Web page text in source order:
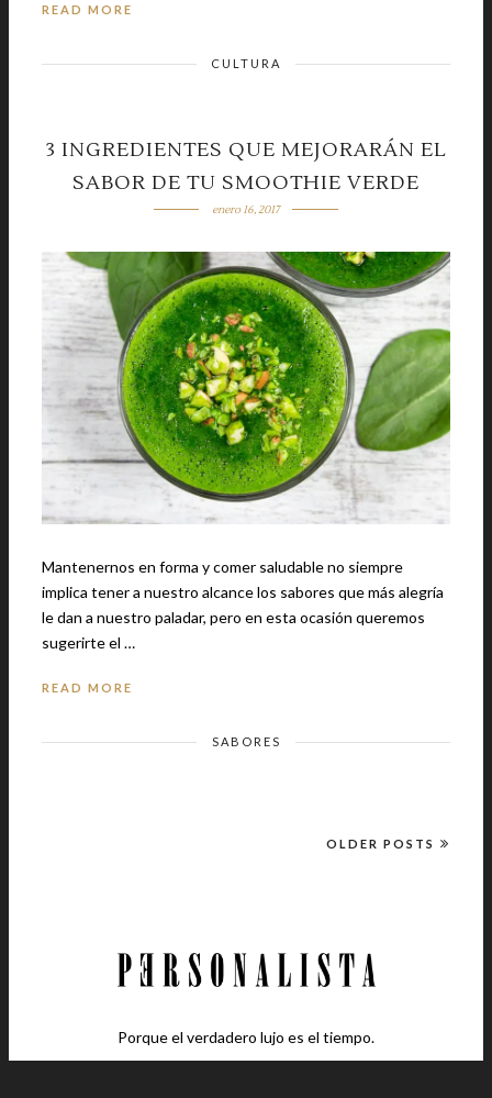
READ MORE
CULTURA
3 INGREDIENTES QUE MEJORARÁN EL
SABOR DE TU SMOOTHIE VERDE
enero 16, 2017
Mantenernos en forma y comer saludable no siempre
implica tener a nuestro alcance los sabores que más alegría
le dan a nuestro paladar, pero en esta ocasión queremos
sugerirte el …
READ MORE
SABORES
OLDER POSTS
Porque el verdadero lujo es el tiempo.